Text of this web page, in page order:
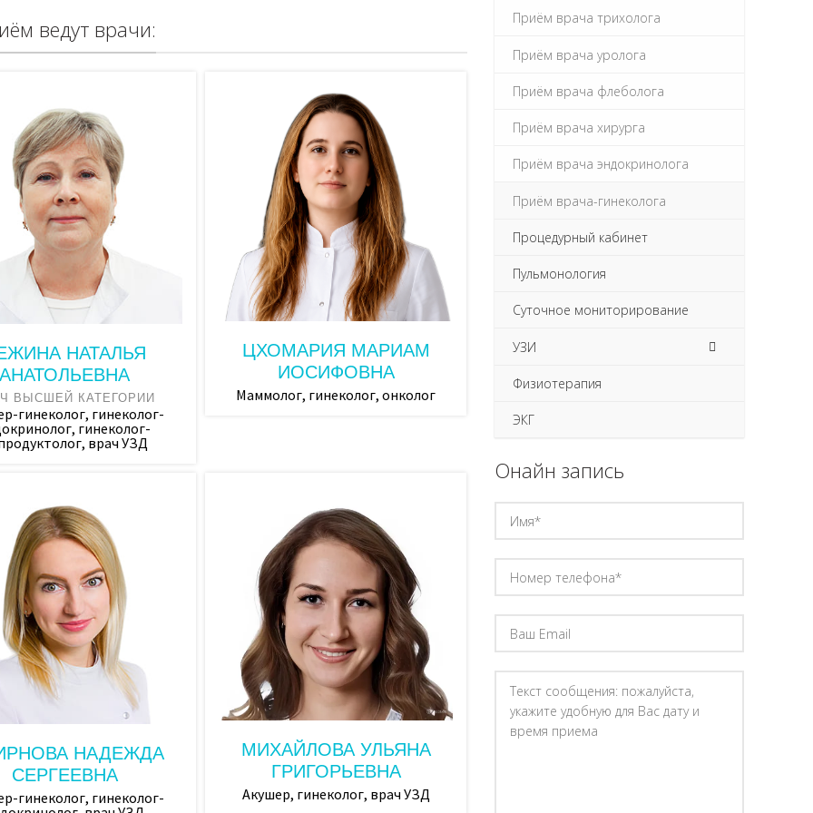
препарата)
1200,00
1200,00
1400,00
пластика) лазером СО2 BIOXEL 19900,00
органов на аппарате BIOXEL 19900,00
руб
7400,00
1500,00
руб
3400,00
4850,00
руб
ИМПЛАНОН (без стоимости контрацептива) 4000,00
ИМПЛАНОН (включая стоимость
26600,00
ИМПЛАНОН 5200,00
руб
3950,00
руб
биопсия) 3950,00
руб
20400,00
руб
11200,00
руб
5700,00
ведут врачи:
НАТАЛЬЯ
АНАТОЛЬЕВНА
ВЫСШЕЙ КАТЕГОРИИ
гинеколог, гинеколог-
гинеколог-
врач УЗД
ЦХОМАРИЯ МАРИАМ
ИОСИФОВНА
Маммолог, гинеколог, онколог
НАДЕЖДА
СЕРГЕЕВНА
гинеколог, гинеколог-
МИХАЙЛОВА УЛЬЯНА
ГРИГОРЬЕВНА
Акушер, гинеколог, врач УЗД
Приём врача трихолога
Приём врача уролога
Приём врача флеболога
Приём врача хирурга
Приём врача эндокринолога
Приём врача-гинеколога
Процедурный кабинет
Пульмонология
Суточное мониторирование
УЗИ
Физиотерапия
ЭКГ
Онайн запись